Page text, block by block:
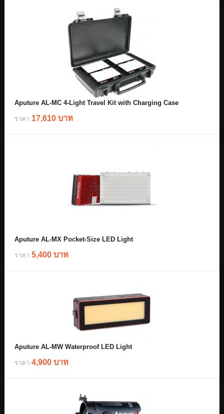
Aputure AL-MC 4-Light Travel Kit with Charging Case
ราคา 17,610 บาท
Aputure AL-MX Pocket-Size LED Light
ราคา 5,400 บาท
Aputure AL-MW Waterproof LED Light
ราคา 4,900 บาท